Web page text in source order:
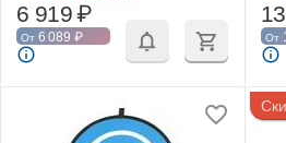
6 919₽
От 6 089 ₽ От